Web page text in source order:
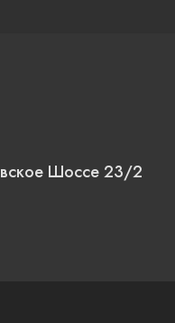
Шоссе 23/2